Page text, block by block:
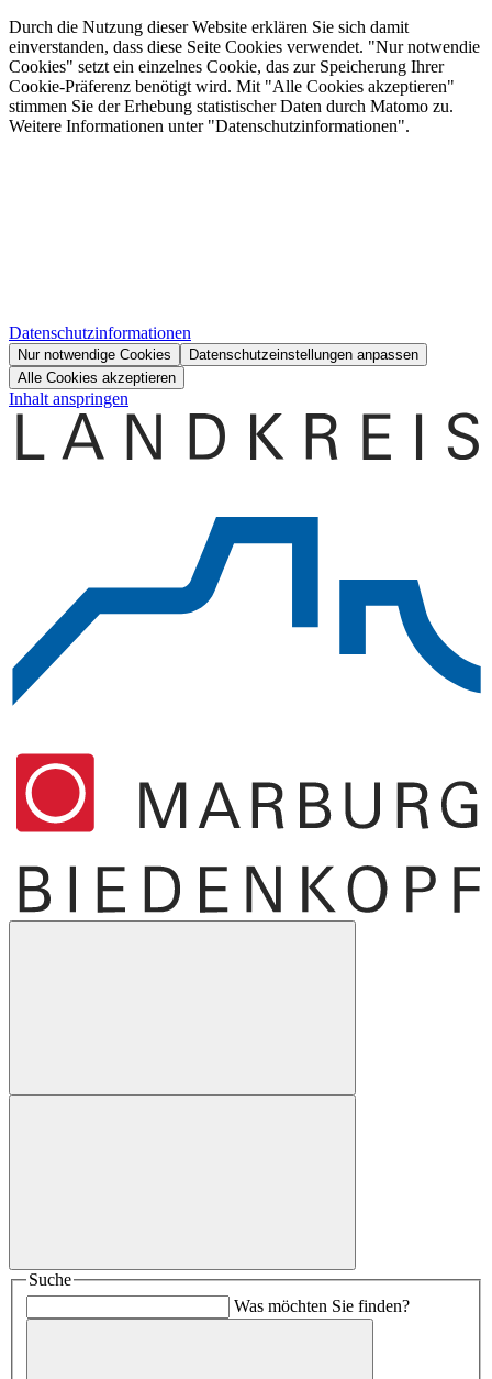
Durch die Nutzung dieser Website erklären Sie sich damit
einverstanden, dass diese Seite Cookies verwendet. "Nur notwendie
Cookies" setzt ein einzelnes Cookie, das zur Speicherung Ihrer
Cookie-Präferenz benötigt wird. Mit "Alle Cookies akzeptieren"
stimmen Sie der Erhebung statistischer Daten durch Matomo zu.
Weitere Informationen unter "Datenschutzinformationen".
Datenschutzinformationen
Nur notwendige Cookies
Datenschutzeinstellungen anpassen
Alle Cookies akzeptieren
Inhalt anspringen
Suche
Was möchten Sie finden?